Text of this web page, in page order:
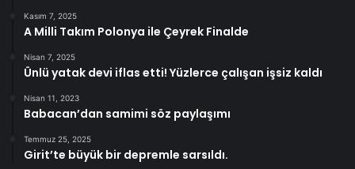
Kasım 7, 2025
A Milli Takım Polonya ile Çeyrek Finalde
Nisan 7, 2025
Ünlü yatak devi iflas etti! Yüzlerce çalışan işsiz kaldı
Nisan 11, 2023
Babacan’dan samimi söz paylaşımı
Temmuz 25, 2025
Girit’te büyük bir depremle sarsıldı.